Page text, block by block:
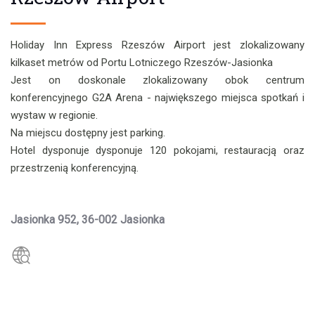
Holiday Inn Express Rzeszów Airport jest zlokalizowany
kilkaset metrów od Portu Lotniczego Rzeszów-Jasionka
Jest on doskonale zlokalizowany obok centrum
konferencyjnego G2A Arena - największego miejsca spotkań i
wystaw w regionie.
Na miejscu dostępny jest parking.
Hotel dysponuje dysponuje 120 pokojami, restauracją oraz
przestrzenią konferencyjną.
Jasionka 952, 36-002 Jasionka